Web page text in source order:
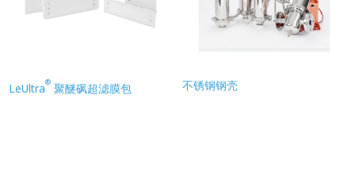
LeUltra® 聚醚砜超滤膜包 不锈钢钢壳